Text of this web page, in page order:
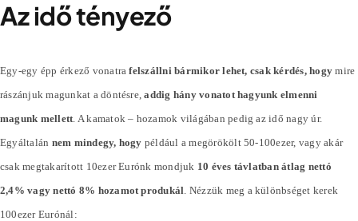
Az idő tényező
Egy-egy épp érkező vonatrafelszállni bármikor lehet, csak kérdés, hogy mire
rászánjuk magunkat a döntésre,addig hány vonatot hagyunk elmenni
magunk mellett . A kamatok – hozamok világában pedig az idő nagy úr.
Egyáltalán nem mindegy, hogy például a megörökölt 50-100ezer, vagy akár
csak megtakarított 10ezer Eurónk mondjuk 10 éves távlatban átlag nettó
2,4% vagy nettó 8% hozamot produkál . Nézzük meg a különbséget kerek
100ezer Eurónál: